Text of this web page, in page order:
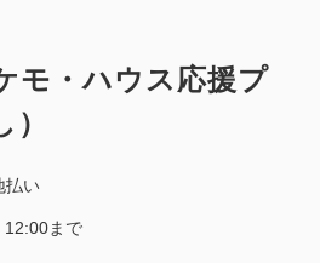
モ・ハウス応援プ
払い
12:00まで